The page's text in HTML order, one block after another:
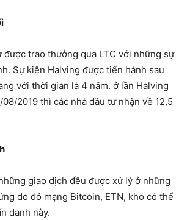
được trao thưởng qua LTC với những sự
Sự kiện Halving được tiến hành sau
với thời gian là 4 năm. ở lần Halving
2019 thì các nhà đầu tư nhận về 12,5
giao dịch đều được xử lý ở những
do đó mạng Bitcoin, ETN, kho có thể
danh này.